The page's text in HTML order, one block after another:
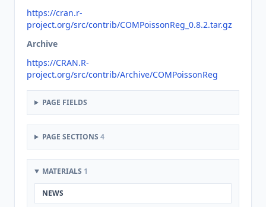
https://cran.r-
project.org/src/contrib/COMPoissonReg_0.8.2.tar.gz
Archive
https://CRAN.R-
project.org/src/contrib/Archive/COMPoissonReg
PAGE FIELDS
PAGE SECTIONS 4
MATERIALS 1
NEWS